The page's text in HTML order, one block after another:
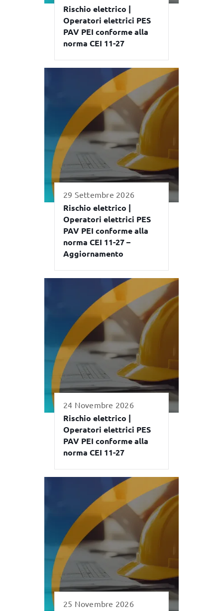
Rischio elettrico |
Operatori elettrici PES
PAV PEI conforme alla
norma CEI 11-27
29 Settembre 2026
Rischio elettrico |
Operatori elettrici PES
PAV PEI conforme alla
norma CEI 11-27 –
Aggiornamento
24 Novembre 2026
Rischio elettrico |
Operatori elettrici PES
PAV PEI conforme alla
norma CEI 11-27
25 Novembre 2026